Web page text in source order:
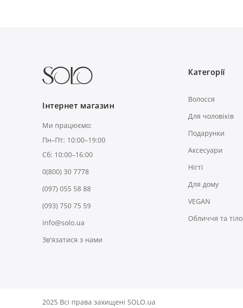
Інтернет магазин
Ми працюємо:
Пн–Пт: 10:00–19:00
Сб: 10:00–16:00
0(800) 30 7778
(097) 055 58 88
(093) 750 75 59
info@solo.ua
Зв'язатися з нами
Категорії
Волосся
Для чоловіків
Подарунки
Аксесуари
Нігті
Для дому
VEGAN
Обличчя та тіло
2025 Всі права захищені SOLO.ua